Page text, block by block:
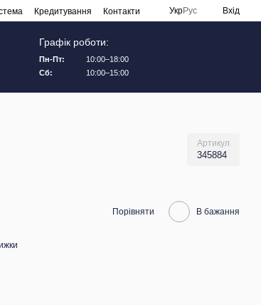
Кредитування Контакти УкрРус Вхід
Графік роботи:
Пн-Пт:
10:00–18:00
Сб:
10:00–15:00
Артикул
345884
Порівняти В бажання